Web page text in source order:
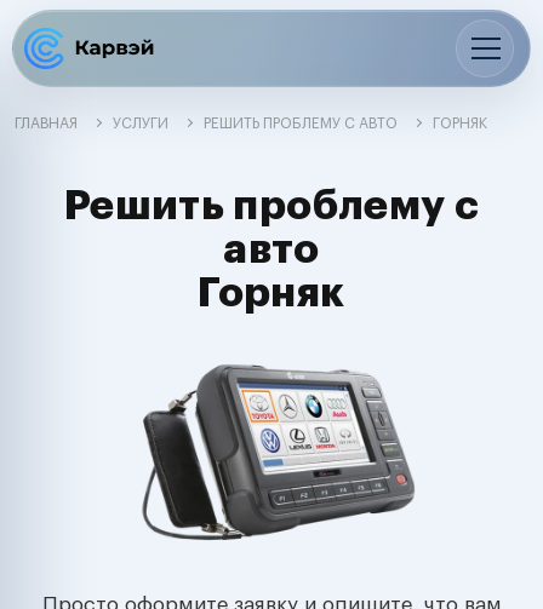
ГЛАВНАЯ УСЛУГИ РЕШИТЬ ПРОБЛЕМУ С АВТО ГОРНЯК
Решить проблему с
авто
Горняк
Просто оформите заявку и опишите, что вам